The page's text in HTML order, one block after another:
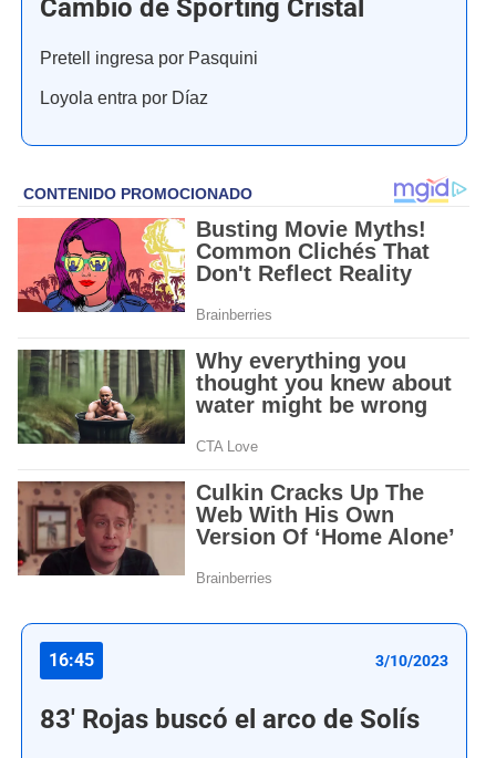
Cambio de Sporting Cristal
Pretell ingresa por Pasquini
Loyola entra por Díaz
16:45 3/10/2023
83' Rojas buscó el arco de Solís